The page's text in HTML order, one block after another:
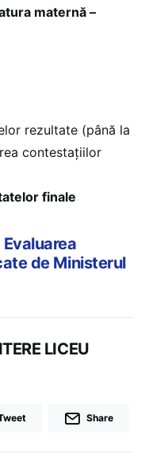
maternă –
rezultate (până la
contestațiilor
finale
de Ministerul
LICEU
Share